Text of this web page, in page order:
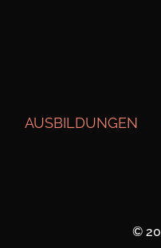
AUSBILDUNGEN
©